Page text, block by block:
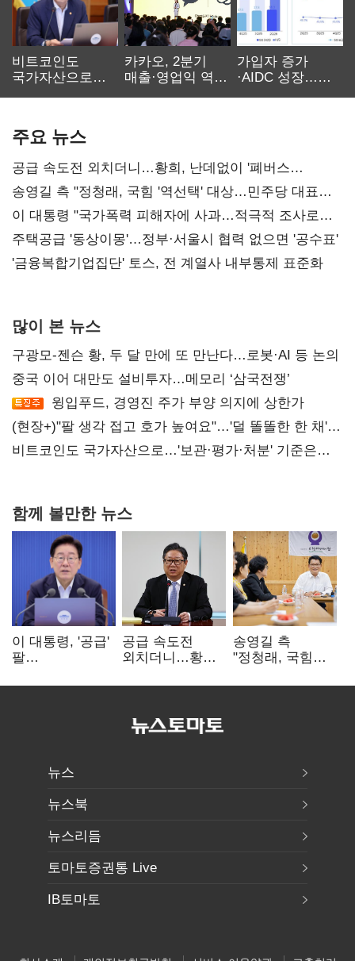
비트코인도
국가자산으로…'
카카오, 2분기
매출·영업익 역대
가입자 증가
·AIDC 성장…
주요 뉴스
공급 속도전 외치더니…황희, 난데없이 '폐버스
리모델링' 제안
송영길 측 "정청래, 국힘 '역선택' 대상…민주당 대표로
총선 지휘 못해"
이 대통령 "국가폭력 피해자에 사과…적극적 조사로
진실 밝혀야"
주택공급 '동상이몽'…정부·서울시 협력 없으면 '공수표'
'금융복합기업집단' 토스, 전 계열사 내부통제 표준화
많이 본 뉴스
구광모-젠슨 황, 두 달 만에 또 만난다…로봇·AI 등 논의
중국 이어 대만도 설비투자…메모리 ‘삼국전쟁’
윙입푸드, 경영진 주가 부양 의지에 상한가
(현장+)"팔 생각 접고 호가 높여요"…'덜 똘똘한 한 채'
20억 키맞추기
비트코인도 국가자산으로…'보관·평가·처분' 기준은
함께 볼만한 뉴스
이 대통령, '공급'
팔
여 내부선
공급 속도전
외치더니…황희,
리모델링' 제안
송영길 측
"정청래, 국힘
민주당 대표로
뉴스
뉴스북
뉴스리듬
토마토증권통 Live
IB토마토